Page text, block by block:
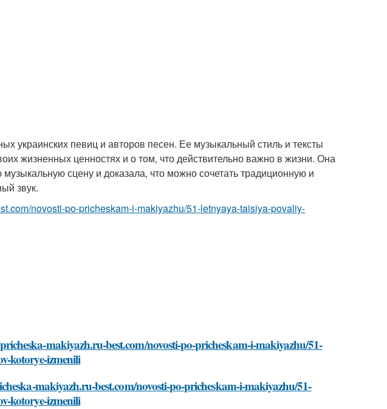
украинских певиц и авторов песен. Ее музыкальный стиль и тексты
жизненных ценностях и о том, что действительно важно в жизни. Она
сцену и доказала, что можно сочетать традиционную и
звук.
novosti-po-pricheskam-i-makiyazhu/51-letnyaya-taisiya-povaliy-
makiyazh.ru-best.com/novosti-po-pricheskam-i-makiyazhu/51-
kotorye-izmenili
makiyazh.ru-best.com/novosti-po-pricheskam-i-makiyazhu/51-
kotorye-izmenili